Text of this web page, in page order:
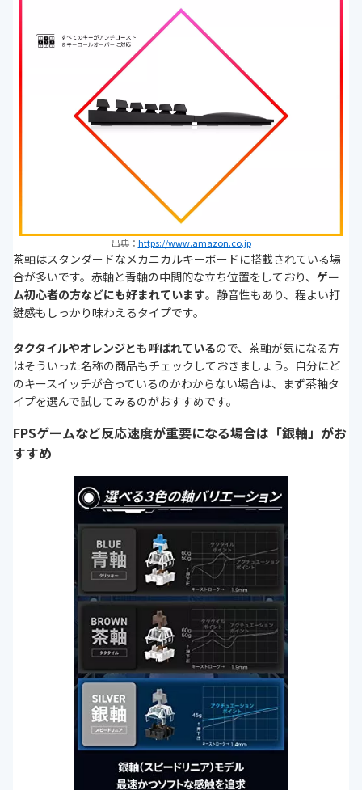
出典： https://www.amazon.co.jp
茶軸はスタンダードなメカニカルキーボードに搭載されている場
合が多いです。赤軸と青軸の中間的な立ち位置をしており、 ゲー
ム初心者の方などにも好まれています。静音性もあり、程よい打
鍵感もしっかり味わえるタイプです。
タクタイルやオレンジとも呼ばれているので、茶軸が気になる方
はそういった名称の商品もチェックしておきましょう。自分にど
のキースイッチが合っているのかわからない場合は、まず茶軸タ
イプを選んで試してみるのがおすすめです。
FPSゲームなど反応速度が重要になる場合は「銀軸」がお
すすめ